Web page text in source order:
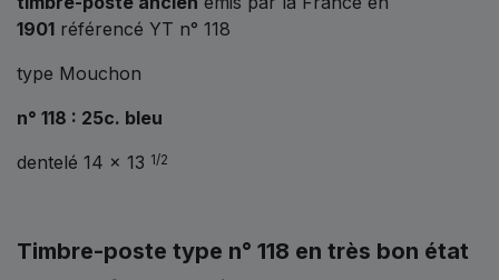
1901 référencé YT n° 118
type Mouchon
n° 118 : 25c. bleu
dentelé 14 x 13 1/2
Timbre-poste type n° 118 en très bon état